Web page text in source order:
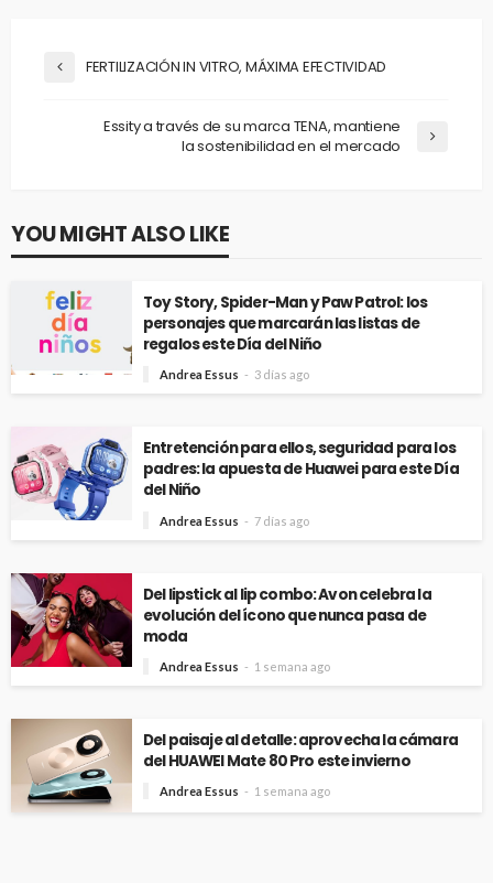
FERTILIZACIÓN IN VITRO, MÁXIMA EFECTIVIDAD
Essity a través de su marca TENA, mantiene
la sostenibilidad en el mercado
YOU MIGHT ALSO LIKE
Toy Story, Spider-Man y Paw Patrol: los
personajes que marcarán las listas de
regalos este Día del Niño
Andrea Essus 3 días ago
Entretención para ellos, seguridad para los
padres: la apuesta de Huawei para este Día
del Niño
Andrea Essus 7 días ago
Del lipstick al lip combo: Avon celebra la
evolución del ícono que nunca pasa de
moda
Andrea Essus 1 semana ago
Del paisaje al detalle: aprovecha la cámara
del HUAWEI Mate 80 Pro este invierno
Andrea Essus 1 semana ago